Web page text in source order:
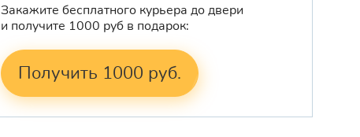
Закажите бесплатного курьера до двери
и получите 1000 руб в подарок:
Получить 1000 руб.